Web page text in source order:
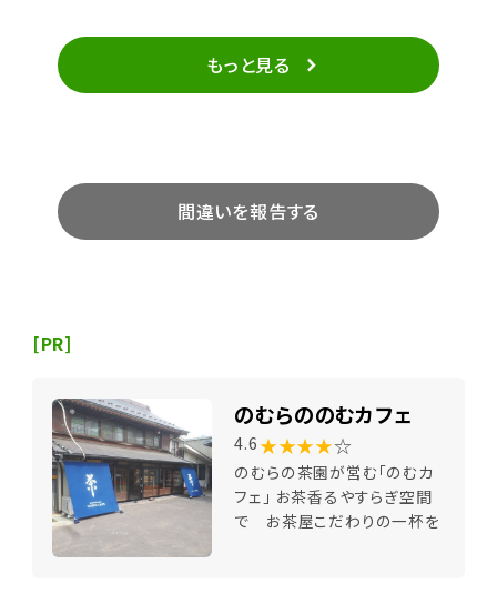
もっと見る
間違いを報告する
[PR]
のむらののむカフェ
4.6 ★★★★☆
のむらの茶園が営む「のむカ
フェ」 お茶香るやすらぎ空間
で お茶屋こだわりの一杯を